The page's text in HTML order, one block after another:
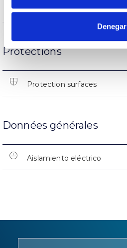
Denegar
Température de service
Protections
Protection surfaces
Données générales
Aislamiento eléctrico